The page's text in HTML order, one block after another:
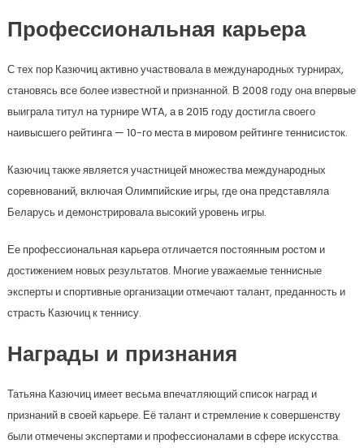
Профессиональная карьера
С тех пор Казючиц активно участвовала в международных турнирах,
становясь все более известной и признанной. В 2008 году она впервые
выиграла титул на турнире WTA, а в 2015 году достигла своего
наивысшего рейтинга — 10-го места в мировом рейтинге теннисисток.
Казючиц также является участницей множества международных
соревнований, включая Олимпийские игры, где она представляла
Беларусь и демонстрировала высокий уровень игры.
Ее профессиональная карьера отличается постоянным ростом и
достижением новых результатов. Многие уважаемые теннисные
эксперты и спортивные организации отмечают талант, преданность и
страсть Казючиц к теннису.
Награды и признания
Татьяна Казючиц имеет весьма впечатляющий список наград и
признаний в своей карьере. Её талант и стремление к совершенству
были отмечены экспертами и профессионалами в сфере искусства.